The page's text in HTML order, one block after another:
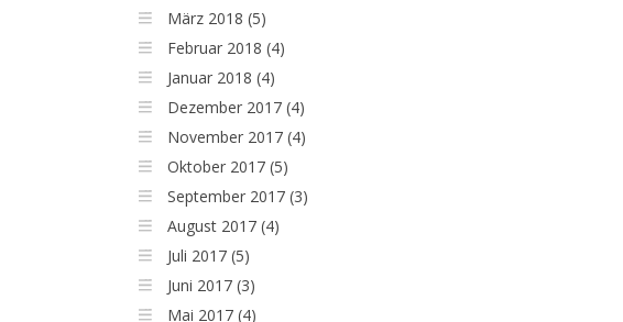
März 2018 (5)
Februar 2018 (4)
Januar 2018 (4)
Dezember 2017 (4)
November 2017 (4)
Oktober 2017 (5)
September 2017 (3)
August 2017 (4)
Juli 2017 (5)
Juni 2017 (3)
Mai 2017 (4)